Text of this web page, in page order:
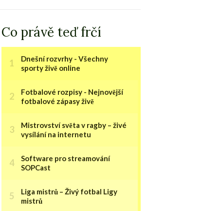
Co právě teď frčí
Dnešní rozvrhy - Všechny
sporty živě online
Fotbalové rozpisy - Nejnovější
fotbalové zápasy živě
Mistrovství světa v ragby – živé
vysílání na internetu
Software pro streamování
SOPCast
Liga mistrů – Živý fotbal Ligy
mistrů